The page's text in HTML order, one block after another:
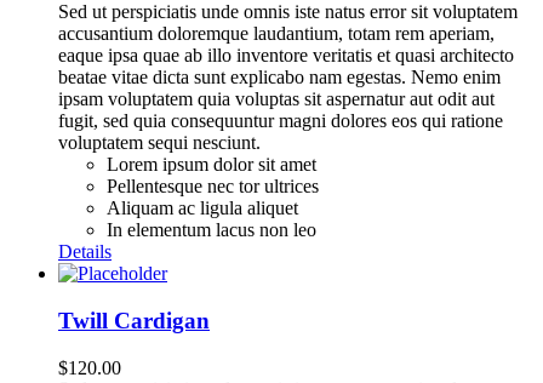
Sed ut perspiciatis unde omnis iste natus error sit voluptatem
accusantium doloremque laudantium, totam rem aperiam,
eaque ipsa quae ab illo inventore veritatis et quasi architecto
beatae vitae dicta sunt explicabo nam egestas. Nemo enim
ipsam voluptatem quia voluptas sit aspernatur aut odit aut
fugit, sed quia consequuntur magni dolores eos qui ratione
voluptatem sequi nesciunt.
Lorem ipsum dolor sit amet
Pellentesque nec tor ultrices
Aliquam ac ligula aliquet
In elementum lacus non leo
Details
Twill Cardigan
$120.00